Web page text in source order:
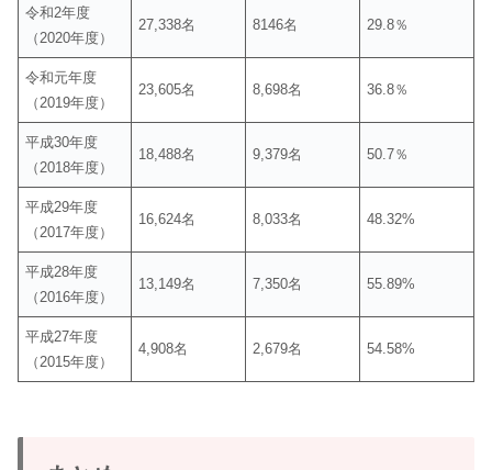
令和2年度
（2020年度）
27,338名 8146名 29.8％
令和元年度
（2019年度）
23,605名 8,698名 36.8％
平成30年度
（2018年度）
18,488名 9,379名 50.7％
平成29年度
（2017年度）
16,624名 8,033名 48.32%
平成28年度
（2016年度）
13,149名 7,350名 55.89%
平成27年度
（2015年度）
4,908名 2,679名 54.58%